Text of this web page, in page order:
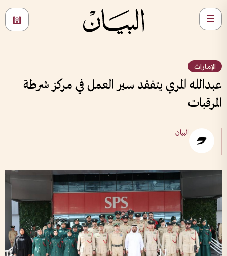
الإمارات
عبدالله المري يتفقد سير العمل في مركز شرطة
المرقبات
البيان